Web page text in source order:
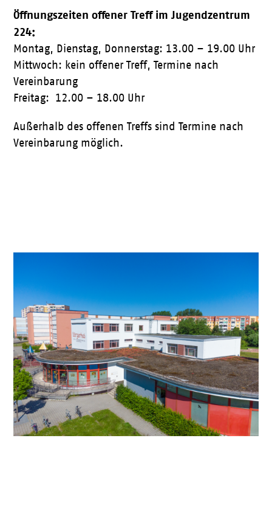
Öffnungszeiten offener Treff im Jugendzentrum
224:
Montag, Dienstag, Donnerstag: 13.00 – 19.00 Uhr
Mittwoch: kein offener Treff, Termine nach
Vereinbarung
Freitag: 12.00 – 18.00 Uhr
Außerhalb des offenen Treffs sind Termine nach
Vereinbarung möglich.